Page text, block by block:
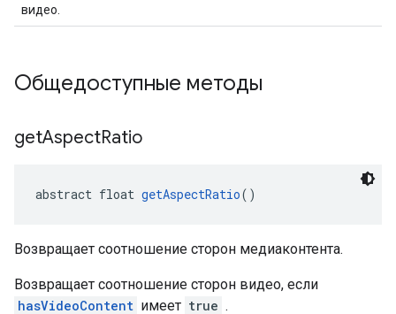
видео.
Общедоступные методы
getAspectRatio
abstract float getAspectRatio()
Возвращает соотношение сторон медиаконтента.
Возвращает соотношение сторон видео, если
hasVideoContent имеет true .